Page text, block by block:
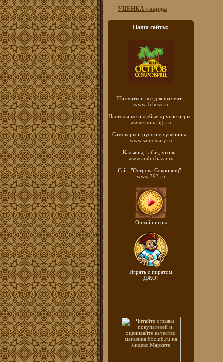
УЦЕНКА - нарды
Наши сайты:
Шахматы и все для шахмат -
www.1chess.ru
Настольные и любые другие игры -
www.strana-igr.ru
Самовары и русские сувениры -
www.samowary.ru
Кальяны, табак, уголь -
www.arabicbazar.ru
Сайт "Острова Сокровищ" -
www.393.ru
Онлайн игры
Играть с пиратом
ДЖО!